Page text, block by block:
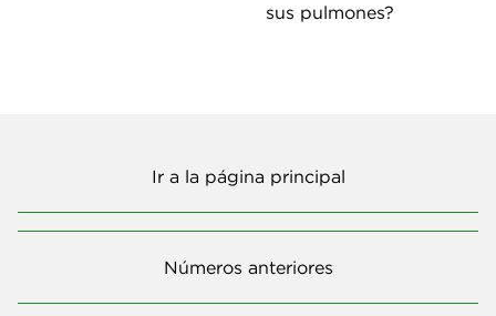
sus pulmones?
Ir a la página principal
Números anteriores